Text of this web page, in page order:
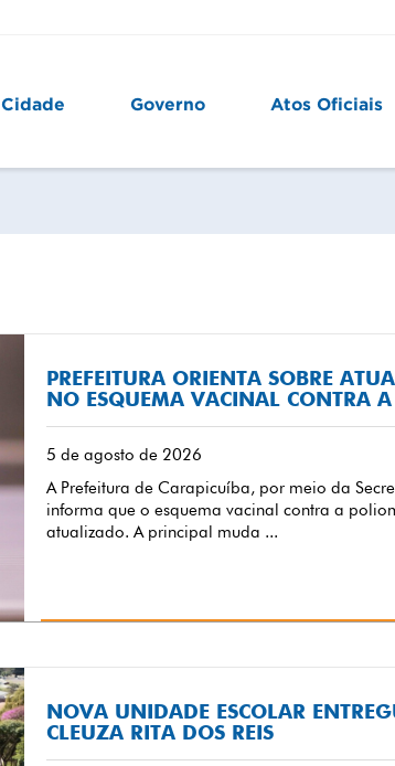
Cidade Governo Atos Oficiais
PREFEITURA ORIENTA SOBRE
NO ESQUEMA VACINAL CONTRA
5 de agosto de 2026
A Prefeitura de Carapicuíba, por meio da
informa que o esquema vacinal contra a
atualizado. A principal muda ...
NOVA UNIDADE ESCOLAR
CLEUZA RITA DOS REIS